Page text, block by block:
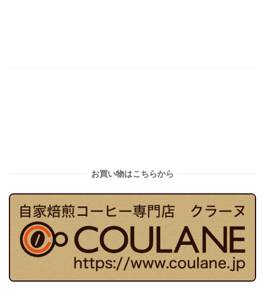
お買い物はこちらから